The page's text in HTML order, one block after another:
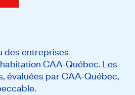
des entreprises
CAA-Québec. Les
évaluées par CAA-Québec,